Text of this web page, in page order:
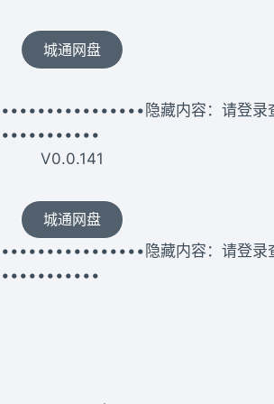
城通网盘
隐藏内容：请登录
V0.0.141
城通网盘
隐藏内容：请登录